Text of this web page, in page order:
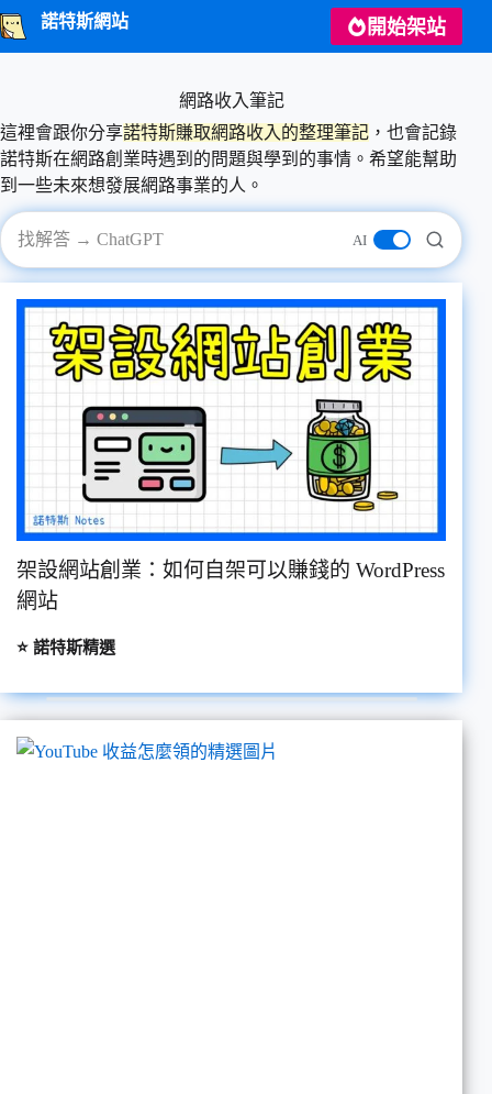
跳
至
內
容
諾特斯網站 開始架站
網路收入筆記
這裡會跟你分享諾特斯賺取網路收入的整理筆記 ，也會記錄
諾特斯在網路創業時遇到的問題與學到的事情。希望能幫助
到一些未來想發展網路事業的人。
AI
架設網站創業：如何自架可以賺錢的 WordPress
網站
⭐ 諾特斯精選